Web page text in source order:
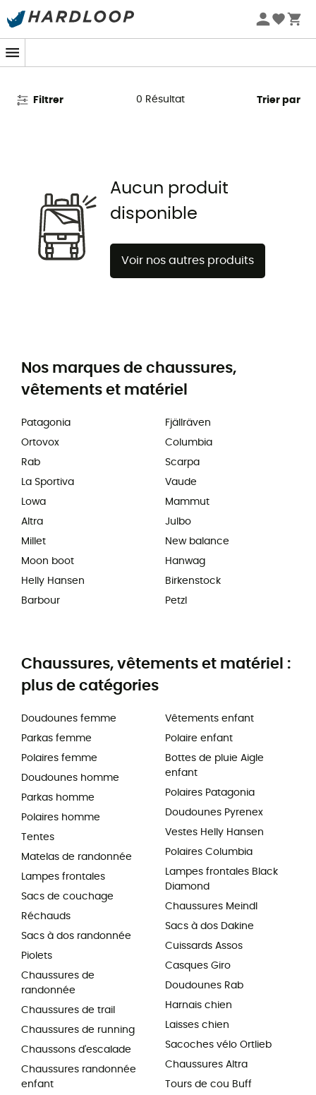
Promos d'été 🔥 -5 % EXTRA dès 2 produits* code Summer5
Pantalons Dynafit
Filtrer 0 Résultat Trier par
Aucun produit
disponible
Voir nos autres produits
Nos marques de chaussures,
vêtements et matériel
Patagonia
Ortovox
Rab
La Sportiva
Lowa
Altra
Millet
Moon boot
Helly Hansen
Barbour
Fjällräven
Columbia
Scarpa
Vaude
Mammut
Julbo
New balance
Hanwag
Birkenstock
Petzl
Chaussures, vêtements et matériel :
plus de catégories
Doudounes femme
Parkas femme
Polaires femme
Doudounes homme
Parkas homme
Polaires homme
Tentes
Matelas de randonnée
Lampes frontales
Sacs de couchage
Réchauds
Sacs à dos randonnée
Piolets
Chaussures de
randonnée
Chaussures de trail
Chaussures de running
Chaussons d'escalade
Chaussures randonnée
enfant
Vêtements enfant
Polaire enfant
Bottes de pluie Aigle
enfant
Polaires Patagonia
Doudounes Pyrenex
Vestes Helly Hansen
Polaires Columbia
Lampes frontales Black
Diamond
Chaussures Meindl
Sacs à dos Dakine
Cuissards Assos
Casques Giro
Doudounes Rab
Harnais chien
Laisses chien
Sacoches vélo Ortlieb
Chaussures Altra
Tours de cou Buff